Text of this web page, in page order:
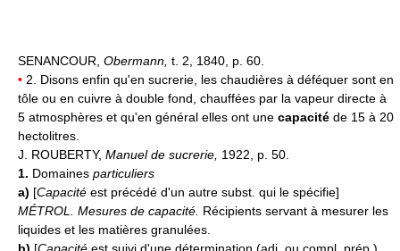
SENANCOUR, Obermann, t. 2, 1840, p. 60.
• 2. Disons enfin qu'en sucrerie, les chaudières à déféquer sont en
tôle ou en cuivre à double fond, chauffées par la vapeur directe à
5 atmosphères et qu'en général elles ont une capacité de 15 à 20
hectolitres.
J. ROUBERTY, Manuel de sucrerie, 1922, p. 50.
1. Domaines particuliers
a) [Capacité est précédé d'un autre subst. qui le spécifie]
MÉTROL. Mesures de capacité. Récipients servant à mesurer les
liquides et les matières granulées.
b) [Capacité est suivi d'une détermination (adj. ou compl. prép.)